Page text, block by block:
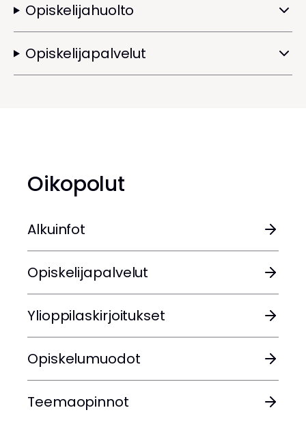
Opiskelijahuolto
Opiskelijapalvelut
Oikopolut
Alkuinfot
Opiskelijapalvelut
Ylioppilaskirjoitukset
Opiskelumuodot
Teemaopinnot